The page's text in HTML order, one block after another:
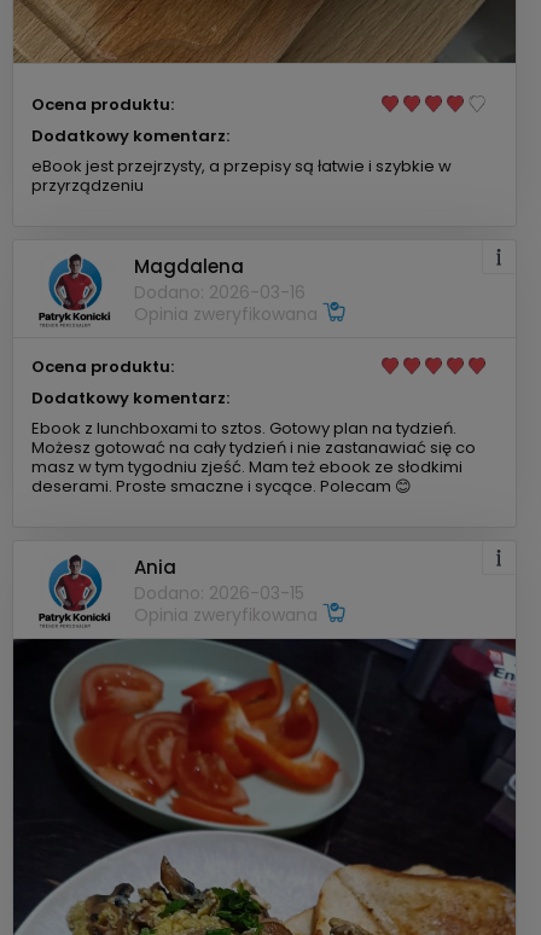
Ocena produktu:
Dodatkowy komentarz:
eBook jest przejrzysty, a przepisy są łatwie i szybkie w
przyrządzeniu
Magdalena
Dodano: 2026-03-16
Opinia zweryfikowana
Ocena produktu:
Dodatkowy komentarz:
Ebook z lunchboxami to sztos. Gotowy plan na tydzień.
Możesz gotować na cały tydzień i nie zastanawiać się co
masz w tym tygodniu zjeść. Mam też ebook ze słodkimi
deserami. Proste smaczne i sycące. Polecam 😊
Ania
Dodano: 2026-03-15
Opinia zweryfikowana